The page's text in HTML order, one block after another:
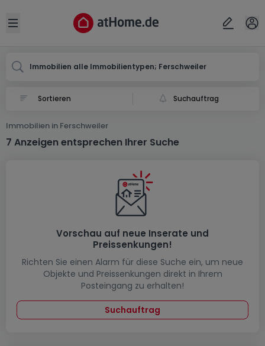
Open sidebar
Immobilien alle Immobilientypen; Ferschweiler
Suchauftrag
Immobilien in Ferschweiler
7 Anzeigen entsprechen Ihrer Suche
Vorschau auf neue Inserate und
Preissenkungen!
Richten Sie einen Alarm für diese Suche ein, um neue
Objekte und Preissenkungen direkt in Ihrem
Posteingang zu erhalten!
Suchauftrag
Ort
Abbrechen ok